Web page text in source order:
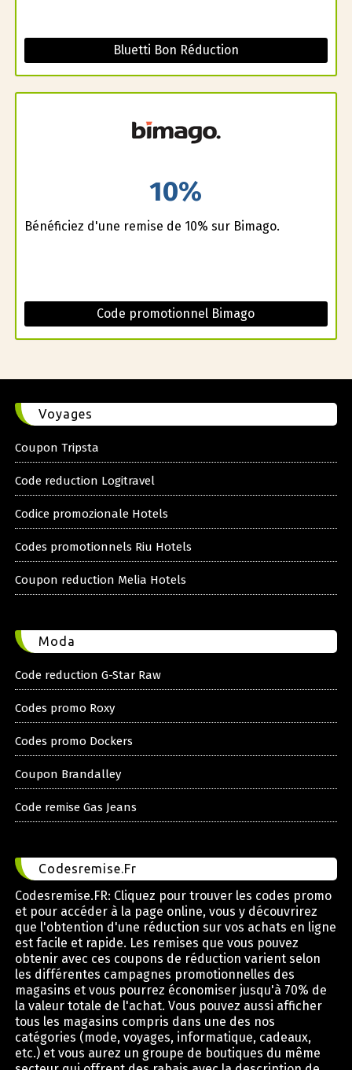
Bluetti Bon Réduction
10%
Bénéficiez d'une remise de 10% sur Bimago.
Code promotionnel Bimago
Voyages
Coupon Tripsta
Code reduction Logitravel
Codice promozionale Hotels
Codes promotionnels Riu Hotels
Coupon reduction Melia Hotels
Moda
Code reduction G-Star Raw
Codes promo Roxy
Codes promo Dockers
Coupon Brandalley
Code remise Gas Jeans
Codesremise.Fr
Codesremise.FR: Cliquez pour trouver les codes promo
et pour accéder à la page online, vous y découvrirez
que l'obtention d'une réduction sur vos achats en ligne
est facile et rapide. Les remises que vous pouvez
obtenir avec ces coupons de réduction varient selon
les différentes campagnes promotionnelles des
magasins et vous pourrez économiser jusqu'à 70% de
la valeur totale de l'achat. Vous pouvez aussi afficher
tous les magasins compris dans une des nos
catégories (mode, voyages, informatique, cadeaux,
etc.) et vous aurez un groupe de boutiques du même